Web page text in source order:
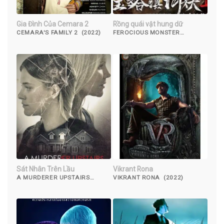
Gia Đình Của Cemara 2
CEMARA'S FAMILY 2 (2022)
Rồng quái vật hung dữ
FEROCIOUS MONSTER
Sát Nhân Trên Lầu
A MURDERER UPSTAIRS
Vikrant Rona
VIKRANT RONA (2022)